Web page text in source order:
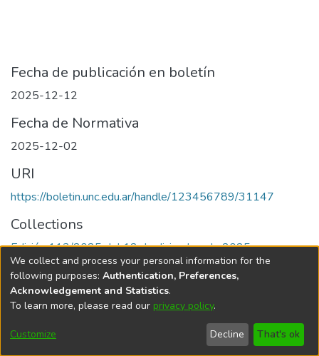
Fecha de publicación en boletín
2025-12-12
Fecha de Normativa
2025-12-02
URI
https://boletin.unc.edu.ar/handle/123456789/31147
Collections
Edición 113/2025 del 12 de diciembre de 2025
Universidad Nacional de Córdoba
We collect and process your personal information for the
following purposes: Authentication, Preferences,
Acknowledgement and Statistics.
To learn more, please read our privacy policy.
Customize Decline That's ok